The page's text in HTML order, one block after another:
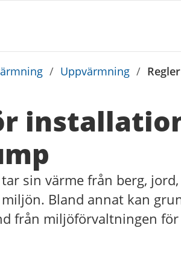
/ Uppvärmning /
sin värme från berg,
Bland annat kan
från miljöförvaltningen